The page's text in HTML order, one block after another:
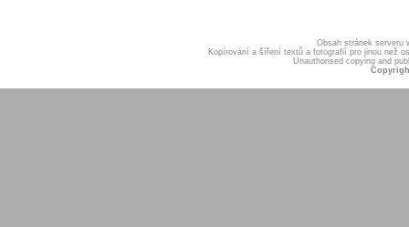
Obsah stránek serveru
Kopírování a šíření textů a fotografií pro jinou než
Unauthorised copying and